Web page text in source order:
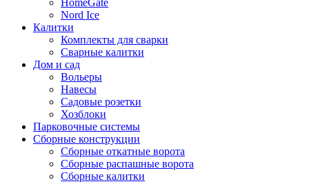
HomeGate
Nord Ice
Калитки
Комплекты для сварки
Сварные калитки
Дом и сад
Вольеры
Навесы
Садовые розетки
Хозблоки
Парковочные системы
Сборные конструкции
Сборные откатные ворота
Сборные распашные ворота
Сборные калитки